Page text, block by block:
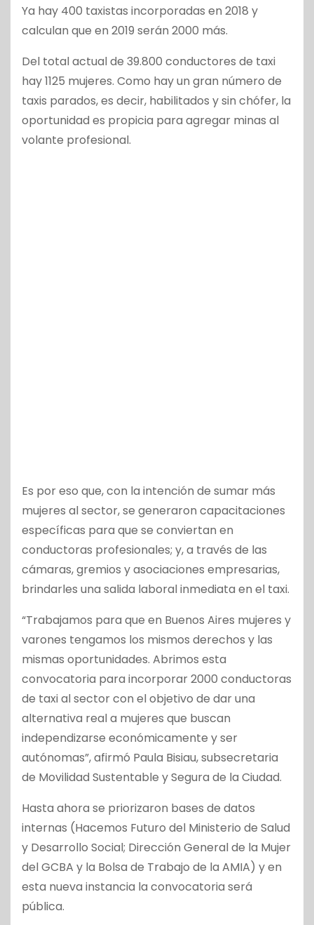
Ya hay 400 taxistas incorporadas en 2018 y
calculan que en 2019 serán 2000 más.
Del total actual de 39.800 conductores de taxi
hay 1125 mujeres. Como hay un gran número de
taxis parados, es decir, habilitados y sin chófer, la
oportunidad es propicia para agregar minas al
volante profesional.
Es por eso que, con la intención de sumar más
mujeres al sector, se generaron capacitaciones
específicas para que se conviertan en
conductoras profesionales; y, a través de las
cámaras, gremios y asociaciones empresarias,
brindarles una salida laboral inmediata en el taxi.
“Trabajamos para que en Buenos Aires mujeres y
varones tengamos los mismos derechos y las
mismas oportunidades. Abrimos esta
convocatoria para incorporar 2000 conductoras
de taxi al sector con el objetivo de dar una
alternativa real a mujeres que buscan
independizarse económicamente y ser
autónomas”, afirmó Paula Bisiau, subsecretaria
de Movilidad Sustentable y Segura de la Ciudad.
Hasta ahora se priorizaron bases de datos
internas (Hacemos Futuro del Ministerio de Salud
y Desarrollo Social; Dirección General de la Mujer
del GCBA y la Bolsa de Trabajo de la AMIA) y en
esta nueva instancia la convocatoria será
pública.